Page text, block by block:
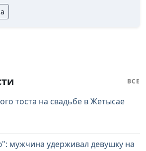
ВСЕ
тоста на свадьбе в Жетысае
мужчина удерживал девушку на